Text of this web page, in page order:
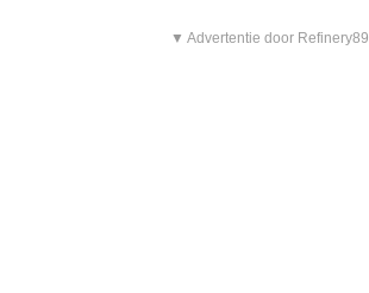
▼ Advertentie door Refinery89